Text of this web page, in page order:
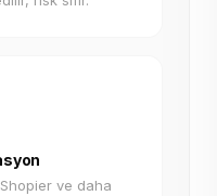
ve daha